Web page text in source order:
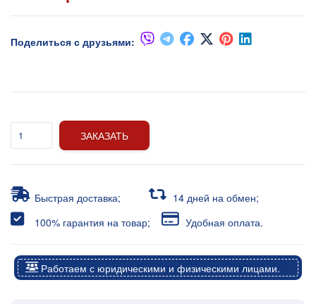
Поделиться с друзьями:
ЗАКАЗАТЬ
Быстрая доставка;
14 дней на обмен;
100% гарантия на товар;
Удобная оплата.
Работаем с юридическими и физическими лицами.